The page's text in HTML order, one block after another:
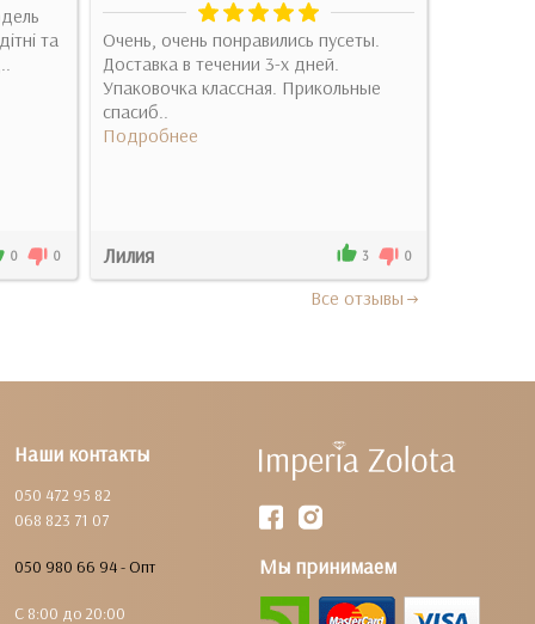
та
0 0
Очень, очень понравились пусеты.
Доставка в течении 3-х дней.
Упаковочка классная. Прикольные
спасиб..
Подробнее
Лилия 3 0
Все отзывы
Наши контакты
050 472 95 82
068 823 71 07
050 980 66 94 - Опт
С 8:00 до 20:00
Мы принимаем